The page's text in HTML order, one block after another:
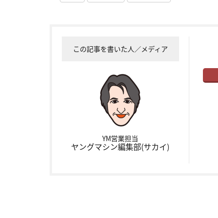
この記事を書いた人／メディア
YM営業担当
ヤングマシン編集部(サカイ)